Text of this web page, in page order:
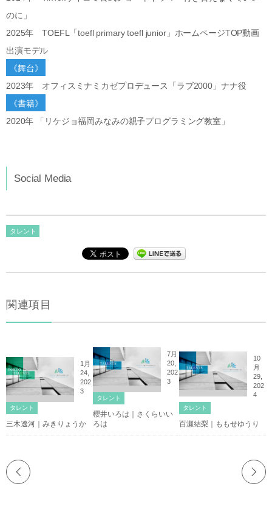
のに」
2025年 TOEFL「toefl primary toefl junior」ホームページTOP動画
出演モデル
《舞台》
2023年 オフィスミナミカゼプロデュース「ラブ2000」ナナ役
《書籍》
2020年 「リケジョ福岡みなみの親子プログラミング教室」
Social Media
タレント
関連項目
1月
24,
202
3
タレント
三木遼河｜みきりょうか
7月
20,
202
3
タレント
櫻井いろは｜さくらいい
ろは
10
月
29,
202
4
タレント
百瀬結梨｜ももせゆうり